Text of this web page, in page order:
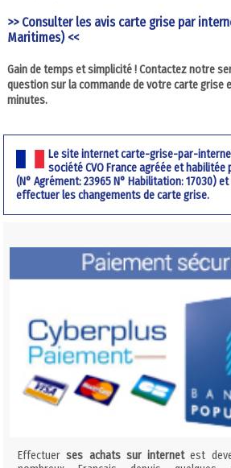
>> Consulter les avis carte grise par
Maritimes) <<
Gain de temps et simplicité ! Contactez notre
question sur la commande de votre carte grise
minutes.
Le site internet carte-grise-par-
société CVO France agréée et
(N° Agrément: 23965 N° Habilitation: 17030)
effectuer les changements de carte grise.
Effectuerses achats sur internetest